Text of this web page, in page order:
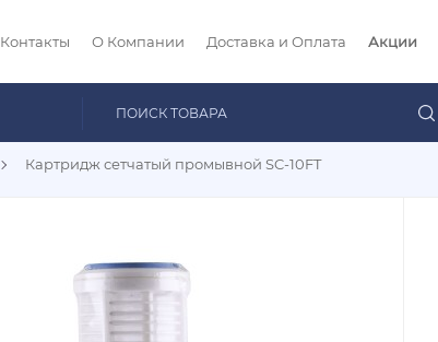
Контакты О Компании Доставка и Оплата Акции
Картридж сетчатый промывной SC-10FT